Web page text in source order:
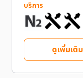
บริการ
ดูเพิ่มเติม